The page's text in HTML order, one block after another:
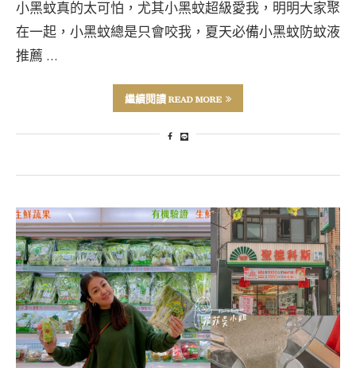
小黑蚊真的太可怕，尤其小黑蚊超級愛我，明明大家聚
在一起，小黑蚊總是只會咬我，夏天必備小黑蚊防蚊液
推薦 …
繼續閱讀 READ MORE